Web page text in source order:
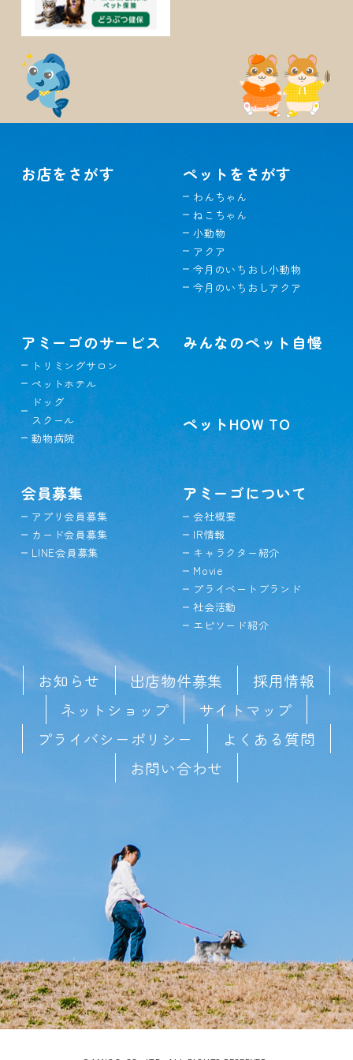
お店をさがす ペットをさがす
わんちゃん
ねこちゃん
小動物
アクア
今月のいちおし小動物
今月のいちおしアクア
アミーゴのサービス
トリミングサロン
ペットホテル
ドッグ
スクール
動物病院
みんなのペット自慢
ペットHOW TO
会員募集
アプリ会員募集
カード会員募集
LINE会員募集
アミーゴについて
会社概要
IR情報
キャラクター紹介
Movie
プライベートブランド
社会活動
エピソード紹介
お知らせ 出店物件募集
採用情報
ネットショップ
サイトマップ
プライバシーポリシー
よくある質問
お問い合わせ